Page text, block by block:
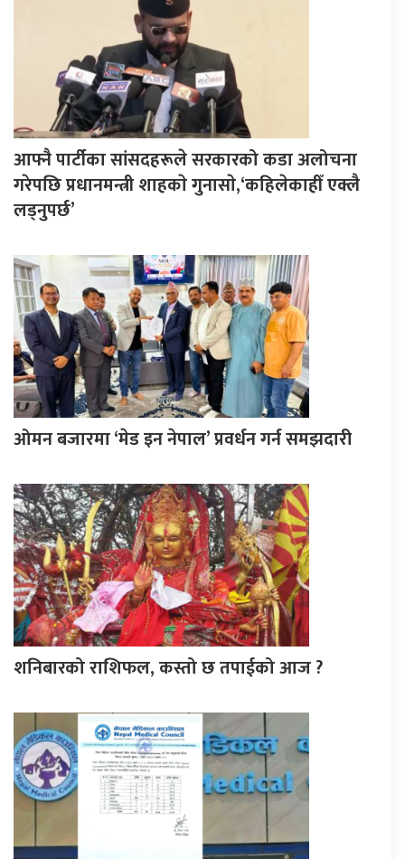
आफ्नै पार्टीका सांसदहरूले सरकारको कडा अलोचना
गरेपछि प्रधानमन्त्री शाहकाे गुनासाे,‘कहिलेकाहीँ एक्लै
लड्नुपर्छ’
ओमन बजारमा ‘मेड इन नेपाल’ प्रवर्धन गर्न समझदारी
शनिबारको राशिफल, कस्तो छ तपाईको आज ?